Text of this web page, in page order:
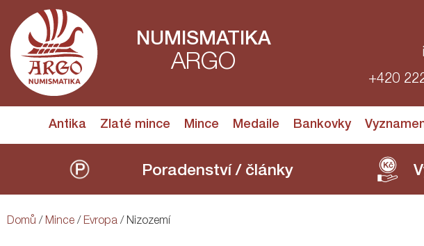
NUMISMATIKA
ARGO
+420
Antika Zlaté mince Mince Medaile Bankovky
Poradenství / články
Domů / Mince / Evropa / Nizozemí